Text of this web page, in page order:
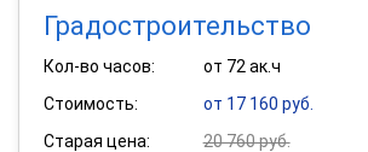
Градостроительство
Кол-во часов:
от 72 ак.ч
Стоимость:
от 17 160 руб.
Старая цена:
20 760 руб.